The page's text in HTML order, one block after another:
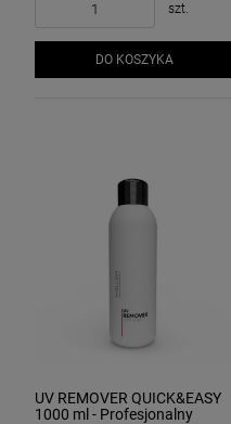
szt.
DO KOSZYKA
UV REMOVER QUICK&EASY
1000 ml - Profesjonalny